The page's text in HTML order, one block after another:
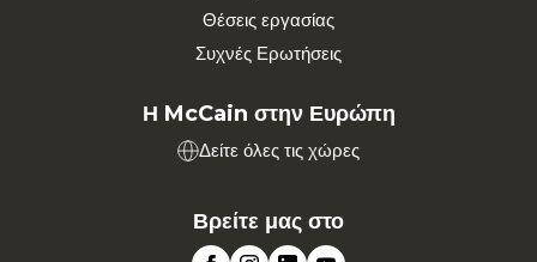
Θέσεις εργασίας
Συχνές Ερωτήσεις
Η McCain στην Ευρώπη
Δείτε όλες τις χώρες
Βρείτε μας στο